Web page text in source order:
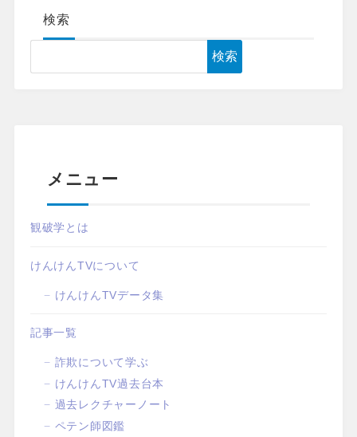
検索
検索
メニュー
観破学とは
けんけんTVについて
けんけんTVデータ集
記事一覧
詐欺について学ぶ
けんけんTV過去台本
過去レクチャーノート
ペテン師図鑑